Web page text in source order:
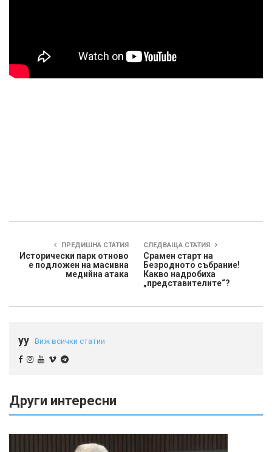
ПРЕДИШНА СТАТИЯ
Исторически парк отново
е подложен на масивна
медийна атака
СЛЕДВАЩА СТАТИЯ
Срамен старт на
Безродното събрание!
Какво надробиха
„представителите“?
yy Виж всички статии
Други интересни